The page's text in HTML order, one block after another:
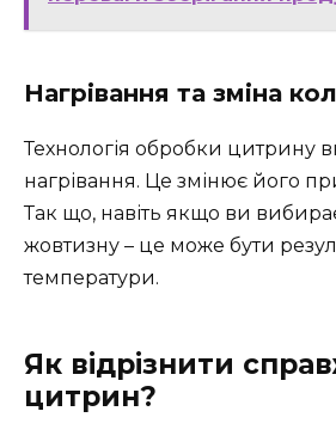
Нагрівання та зміна
Технологія обробки цитрину
нагрівання. Це змінює його
Так що, навіть якщо ви
жовтизну – це може бути
температури.
Як відрізнити
цитрин?